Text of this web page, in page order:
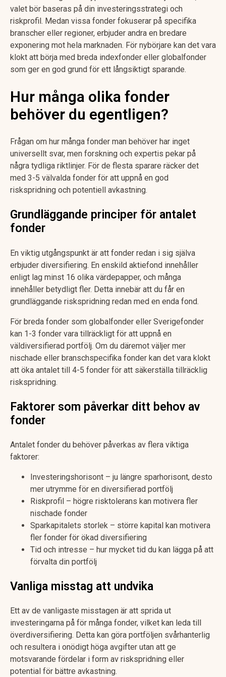
valet bör baseras på din investeringsstrategi och
riskprofil. Medan vissa fonder fokuserar på specifika
branscher eller regioner, erbjuder andra en bredare
exponering mot hela marknaden. För nybörjare kan det vara
klokt att börja med breda indexfonder eller globalfonder
som ger en god grund för ett långsiktigt sparande.
Hur många olika fonder
behöver du egentligen?
Frågan om hur många fonder man behöver har inget
universellt svar, men forskning och expertis pekar på
några tydliga riktlinjer. För de flesta sparare räcker det
med 3-5 välvalda fonder för att uppnå en god
riskspridning och potentiell avkastning.
Grundläggande principer för antalet
fonder
En viktig utgångspunkt är att fonder redan i sig själva
erbjuder diversifiering. En enskild aktiefond innehåller
enligt lag minst 16 olika värdepapper, och många
innehåller betydligt fler. Detta innebär att du får en
grundläggande riskspridning redan med en enda fond.
För breda fonder som globalfonder eller Sverigefonder
kan 1-3 fonder vara tillräckligt för att uppnå en
väldiversifierad portfölj. Om du däremot väljer mer
nischade eller branschspecifika fonder kan det vara klokt
att öka antalet till 4-5 fonder för att säkerställa tillräcklig
riskspridning.
Faktorer som påverkar ditt behov av
fonder
Antalet fonder du behöver påverkas av flera viktiga
faktorer:
Investeringshorisont – ju längre sparhorisont, desto
mer utrymme för en diversifierad portfölj
Riskprofil – högre risktolerans kan motivera fler
nischade fonder
Sparkapitalets storlek – större kapital kan motivera
fler fonder för ökad diversifiering
Tid och intresse – hur mycket tid du kan lägga på att
förvalta din portfölj
Vanliga misstag att undvika
Ett av de vanligaste misstagen är att sprida ut
investeringarna på för många fonder, vilket kan leda till
överdiversifiering. Detta kan göra portföljen svårhanterlig
och resultera i onödigt höga avgifter utan att ge
motsvarande fördelar i form av riskspridning eller
potential för bättre avkastning.